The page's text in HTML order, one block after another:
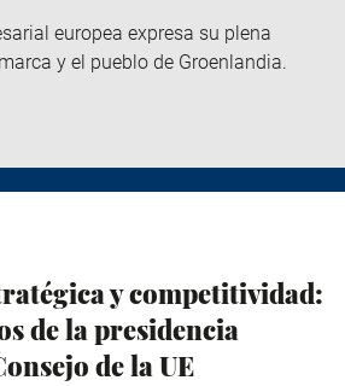
europea expresa su plena
y el pueblo de Groenlandia.
y competitividad:
de la presidencia
de la UE